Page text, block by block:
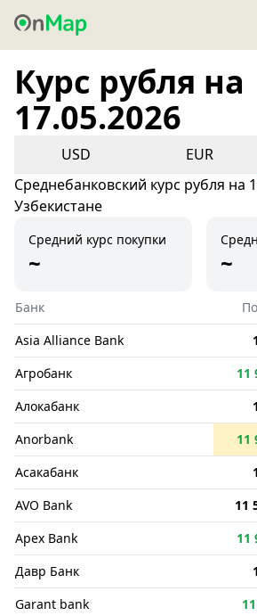
Курс рубля на
17.05.2026
USD EUR
Среднебанковский курс рубля на
Узбекистане
Средний курс покупки
~ ~
Банк
Asia Alliance Bank
Агробанк
11
Алокабанк
Anorbank
11
Асакабанк
AVO Bank
11
Apex Bank
11
Давр Банк
Garant bank